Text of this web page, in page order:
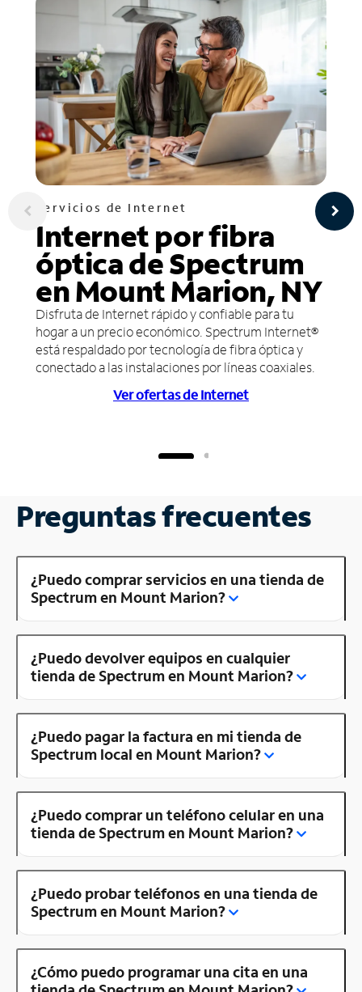
Servicios de Internet
Internet por fibra
óptica de Spectrum
en Mount Marion, NY
Disfruta de Internet rápido y confiable para tu
hogar a un precio económico. Spectrum Internet®
está respaldado por tecnología de fibra óptica y
conectado a las instalaciones por líneas coaxiales.
Ver ofertas de Internet
Preguntas frecuentes
¿Puedo comprar servicios en una tienda de
Spectrum en Mount Marion?
¿Puedo devolver equipos en cualquier
tienda de Spectrum en Mount Marion?
¿Puedo pagar la factura en mi tienda de
Spectrum local en Mount Marion?
¿Puedo comprar un teléfono celular en una
tienda de Spectrum en Mount Marion?
¿Puedo probar teléfonos en una tienda de
Spectrum en Mount Marion?
¿Cómo puedo programar una cita en una